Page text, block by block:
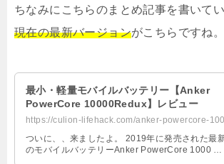
ちなみにこちらのまとめ記事を書いて
現在の最新バージョンがこちらですね。
最小・軽量モバイルバッテリー【Anker
PowerCore 10000Redux】レビュー
https://culion-lifehack.com/anker-powercore-
ついに、、来ましたよ。 2019年に発売された最
のモバイルバッテリーAnker PowerCore 1000 …